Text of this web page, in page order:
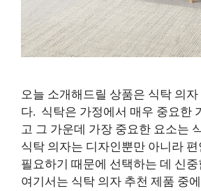
오늘 소개해드릴 상품은 식탁 의자
다. 식탁은 가정에서 매우 중요한
고 그 가운데 가장 중요한 요소는
식탁 의자는 디자인뿐만 아니라
필요하기 때문에 선택하는 데 신
여기서는 식탁 의자 추천 제품 중